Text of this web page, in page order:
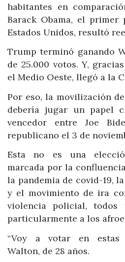
habitantes en
Barack Obama, el primer
Estados Unidos, resultó
Trump terminó ganando
de 25.000 votos. Y,
el Medio Oeste, llegó a la
Por eso, la movilización
debería jugar un papel
vencedor entre Joe
republicano el 3 de
Esta no es una
marcada por la
la pandemia de covid-19,
y el movimiento de ira
violencia policial, todos
particularmente a los
“Voy a votar en estas
Walton, de 28 años.